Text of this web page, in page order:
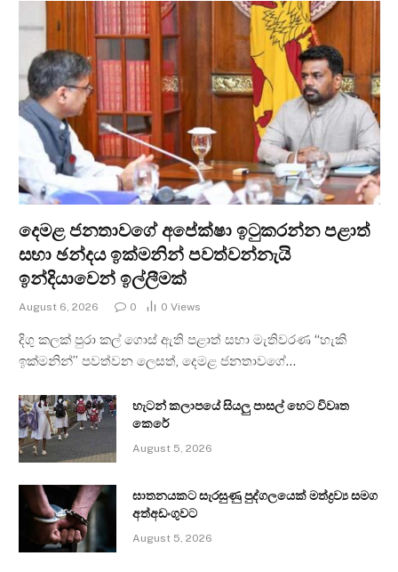
දෙමළ ජනතාවගේ අපේක්ෂා ඉටුකරන්න පළාත්
සභා ඡන්දය ඉක්මනින් පවත්වන්නැයි
ඉන්දියාවෙන් ඉල්ලීමක්
August 6, 2026 0 0 Views
දිගු කලක් පුරා කල් ගොස් ඇති පළාත් සභා මැතිවරණ “හැකි
ඉක්මනින්” පවත්වන ලෙසත්, දෙමළ ජනතාවගේ…
හැටන් කලාපයේ සියලු පාසල් හෙට විවෘත
කෙරේ
August 5, 2026
ඝාතනයකට සැරසුණු පුද්ගලයෙක් මත්ද්‍රව්‍ය සමග
අත්අඩංගුවට
August 5, 2026